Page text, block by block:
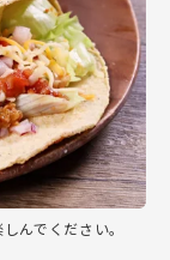
んでください。